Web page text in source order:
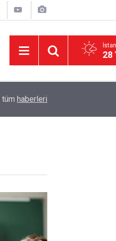
28
Verildi: İşte MEB’in En Çok
tüm haberleri